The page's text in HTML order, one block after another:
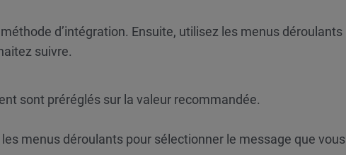
d’intégration. Ensuite, utilisez les menus déroulants
suivre.
sont préréglés sur la valeur recommandée.
les menus déroulants pour sélectionner le message que vous